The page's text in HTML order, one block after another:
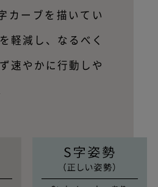
カーブを描いてい
軽減し、なるべく
速やかに行動しや